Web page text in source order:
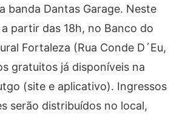
banda Dantas Garage. Neste
partir das 18h, no Banco do
Fortaleza (Rua Conde D´Eu,
gratuitos já disponíveis na
(site e aplicativo). Ingressos
serão distribuídos no local,